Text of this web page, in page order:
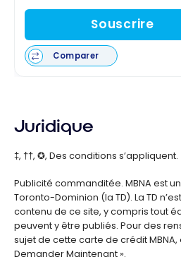
Souscrire
Comparer
Juridique
‡, ††, ✪, Des conditions s’appliquent.
Publicité commanditée. MBNA est
Toronto-Dominion (la TD). La TD
contenu de ce site, y compris tout
peuvent y être publiés. Pour des
sujet de cette carte de crédit MBNA,
Demander Maintenant ».